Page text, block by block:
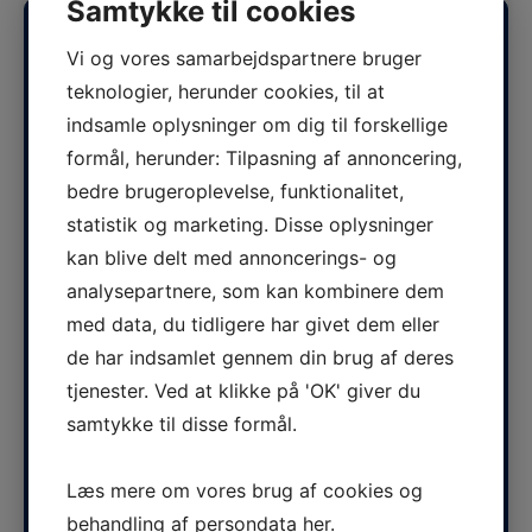
Om Krone Tag
Hos Krone Tag udfører vi professionel tagdækning på
Vestsjælland. Vi har over 30 års erfaring og er eksperter
inden for tagdækning. Vi er altid klar til at hjælpe dig med at
finde den rette løsning til lige netop dit tag!
Åbningstider
Mandag - fredag:
07.00 - 16.00
Lørdag - søndag:
Lukket
Koncept
Samtykke til cookies
Vi og vores samarbejdspartnere bruger
teknologier, herunder cookies, til at
indsamle oplysninger om dig til forskellige
formål, herunder: Tilpasning af annoncering,
bedre brugeroplevelse, funktionalitet,
statistik og marketing. Disse oplysninger
kan blive delt med annoncerings- og
analysepartnere, som kan kombinere dem
med data, du tidligere har givet dem eller
de har indsamlet gennem din brug af deres
tjenester. Ved at klikke på 'OK' giver du
samtykke til disse formål.
Læs mere om vores brug af cookies og
behandling af persondata her.